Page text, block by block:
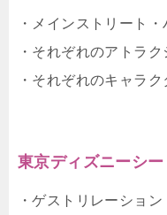
・メインストリート・
・それぞれのアトラク
・それぞれのキャラ
東京ディズニーシー
・ゲストリレーション